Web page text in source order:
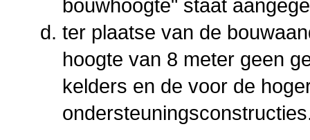
bouwhoogte" staat
ter plaatse van de
hoogte van 8 meter geen
kelders en de voor de